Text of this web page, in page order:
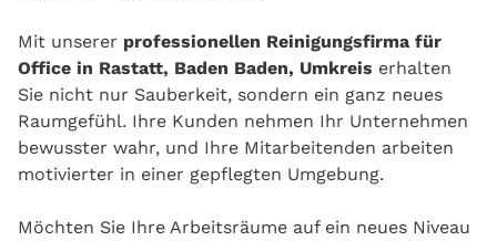
Mit unserer professionellen Reinigungsfirma für
Office in Rastatt, Baden Baden, Umkreis erhalten
Sie nicht nur Sauberkeit, sondern ein ganz neues
Raumgefühl. Ihre Kunden nehmen Ihr Unternehmen
bewusster wahr, und Ihre Mitarbeitenden arbeiten
motivierter in einer gepflegten Umgebung.
Möchten Sie Ihre Arbeitsräume auf ein neues Niveau